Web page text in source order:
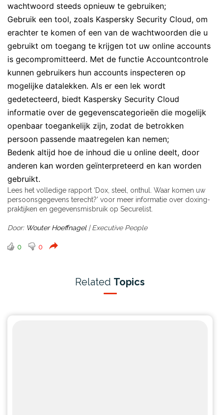
wachtwoord steeds opnieuw te gebruiken;
Gebruik een tool, zoals Kaspersky Security Cloud, om
erachter te komen of een van de wachtwoorden die u
gebruikt om toegang te krijgen tot uw online accounts
is gecompromitteerd. Met de functie Accountcontrole
kunnen gebruikers hun accounts inspecteren op
mogelijke datalekken. Als er een lek wordt
gedetecteerd, biedt Kaspersky Security Cloud
informatie over de gegevenscategorieën die mogelijk
openbaar toegankelijk zijn, zodat de betrokken
persoon passende maatregelen kan nemen;
Bedenk altijd hoe de inhoud die u online deelt, door
anderen kan worden geïnterpreteerd en kan worden
gebruikt.
Lees het volledige rapport ‘Dox, steel, onthul. Waar komen uw
persoonsgegevens terecht?’ voor meer informatie over doxing-
praktijken en gegevensmisbruik op Securelist.
Door: Wouter Hoeffnagel| Executive People
0 0
Related Topics